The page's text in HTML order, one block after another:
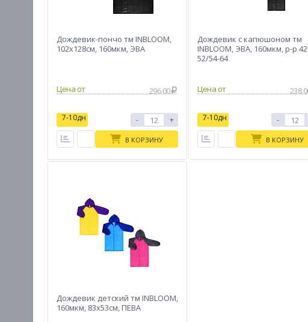
Дождевик-пончо тм INBLOOM,
102х128см, 160мкм, ЭВА
Цена от 296.00
7-10дн - +
В КОРЗИНУ
Дождевик с капюшоном тм
INBLOOM, ЭВА, 160мкм, р-р
52/54-64
Цена от
7-10дн -
В КОРЗИНУ
Дождевик детский тм INBLOOM,
160мкм, 83x53см, ПЕВА